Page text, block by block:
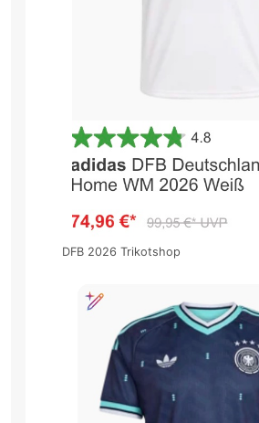
DFB 2026 Trikotshop